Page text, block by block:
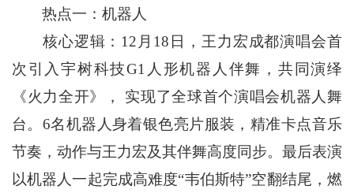
热点一：机器人
核心逻辑：12月18日，王力宏成都演唱会首
次引入宇树科技G1人形机器人伴舞，共同演绎
《火力全开》， 实现了全球首个演唱会机器人舞
台。6名机器人身着银色亮片服装，精准卡点音乐
节奏，动作与王力宏及其伴舞高度同步。最后表演
以机器人一起完成高难度“韦伯斯特”空翻结尾，燃